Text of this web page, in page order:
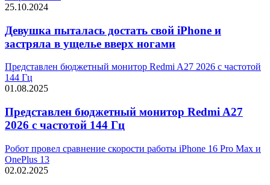
25.10.2024
Девушка пыталась достать свой iPhone и
застряла в ущелье вверх ногами
Представлен бюджетный монитор Redmi A27 2026 с частотой
144 Гц
01.08.2025
Представлен бюджетный монитор Redmi A27
2026 с частотой 144 Гц
Робот провел сравнение скорости работы iPhone 16 Pro Max и
OnePlus 13
02.02.2025